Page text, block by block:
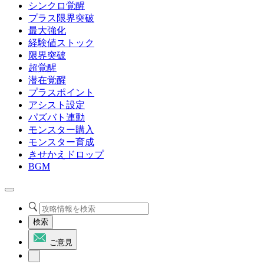
シンクロ覚醒
プラス限界突破
最大強化
経験値ストック
限界突破
超覚醒
潜在覚醒
プラスポイント
アシスト設定
パズバト連動
モンスター購入
モンスター育成
きせかえドロップ
BGM
検索
ご意見